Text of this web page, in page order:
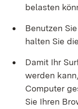
belasten
Benutzen
halten Sie
Damit Ihr
werden
Computer
Sie Ihren